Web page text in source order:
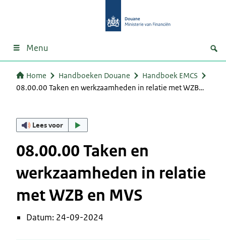
Menu
Home Handboeken Douane
Handboek EMCS
08.00.00 Taken en werkzaamheden in relatie met WZB…
Lees voor
08.00.00 Taken en
werkzaamheden in relatie
met WZB en MVS
Datum: 24-09-2024